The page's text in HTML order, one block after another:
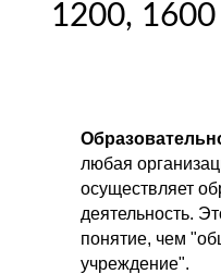
1200,
любая
осуществляет
деятельность.
понятие, чем
учреждение".